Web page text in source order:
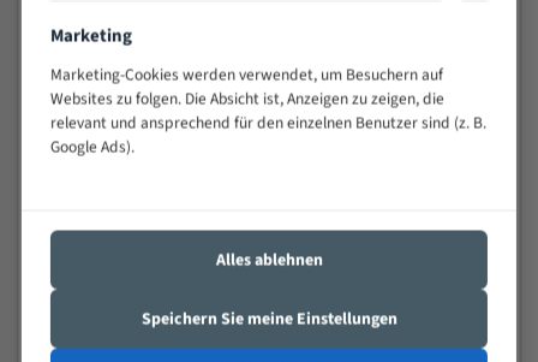
Positiver Spanwinkel
Bandkörper aus hochlegiertem Federstahl
Nichteisenmetalle
Marketing
Marketing-Cookies werden verwendet, um Besuchern auf
Websites zu folgen. Die Absicht ist, Anzeigen zu zeigen, die
relevant und ansprechend für den einzelnen Benutzer sind (z. B.
Google Ads).
Alles ablehnen
Speichern Sie meine Einstellungen